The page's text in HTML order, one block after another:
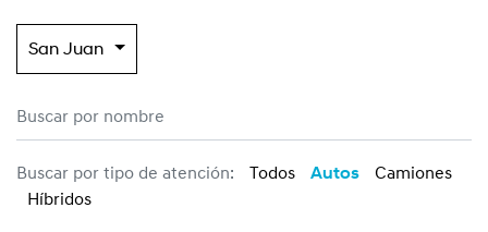
San Juan
Buscar por tipo de atención: Todos Autos
Camiones
Híbridos